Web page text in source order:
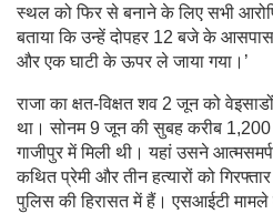
स्थल को फिर से बनाने के लिए सभी
बताया कि उन्हें दोपहर 12 बजे के
और एक घाटी के ऊपर ले जाया गया।’
राजा का क्षत-विक्षत शव 2 जून को
था। सोनम 9 जून की सुबह करीब 1,200
गाजीपुर में मिली थी। यहां उसने
कथित प्रेमी और तीन हत्यारों को
पुलिस की हिरासत में हैं। एसआईटी मामले